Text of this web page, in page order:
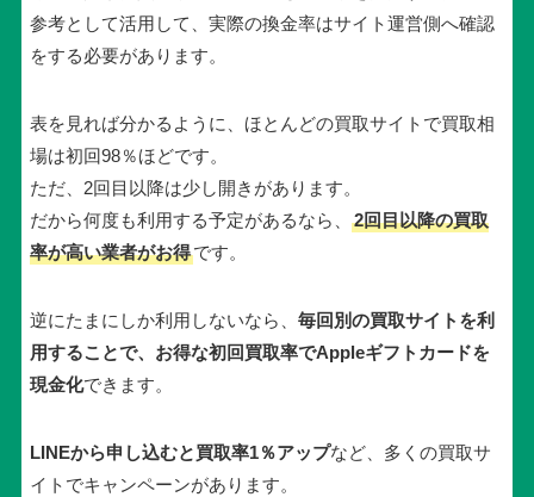
参考として活用して、実際の換金率はサイト運営側へ確認
をする必要があります。
表を見れば分かるように、ほとんどの買取サイトで買取相
場は初回98％ほどです。
ただ、2回目以降は少し開きがあります。
だから何度も利用する予定があるなら、
2回目以降の買取
率が高い業者がお得です。
逆にたまにしか利用しないなら、 毎回別の買取サイトを利
用することで、お得な初回買取率でAppleギフトカードを
現金化できます。
LINEから申し込むと買取率1％アップなど、多くの買取サ
イトでキャンペーンがあります。